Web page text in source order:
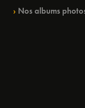
Nos albums